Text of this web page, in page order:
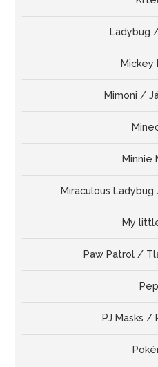
Ladybug
Mickey
Mimoni /
Minnie
Miraculous
My
Paw Patrol /
PJ Masks /